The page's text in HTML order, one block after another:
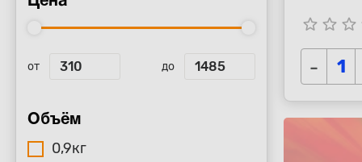
от до
Объём
0,9кг
star_border star_border star_border
-